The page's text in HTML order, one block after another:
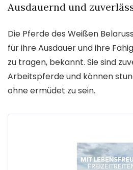
Ausdauernd und
Die Pferde des Weißen
für ihre Ausdauer und ihre
zu tragen, bekannt. Sie sind
Arbeitspferde und können
ohne ermüdet zu sein.